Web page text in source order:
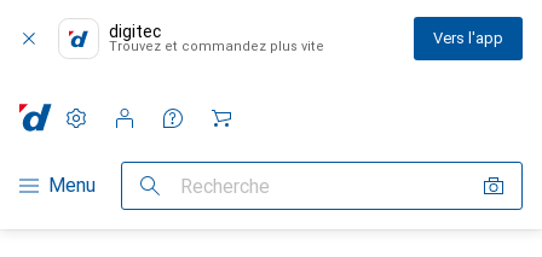
digitec
Trouvez et commandez plus vite Vers l'app
Navigation par catégorie
Menu Recherche
Paramètres
Compte client
Listes de comparaison
Listes d'envies
Panier